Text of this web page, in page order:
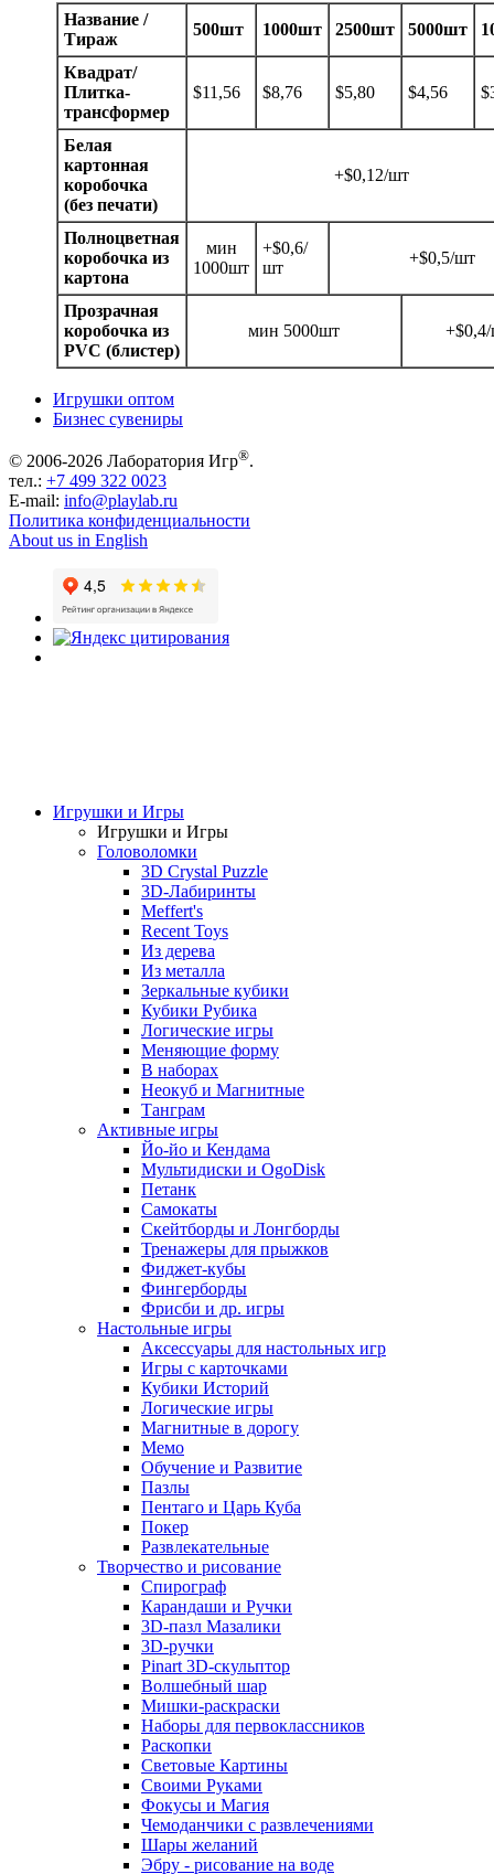
Название /
Тираж
500шт 1000шт 2500шт 5000шт
Квадрат/
Плитка-
трансформер
$11,56 $8,76 $5,80 $4,56
Белая
картонная
коробочка
(без печати)
+$0,12/шт
Полноцветная
коробочка из
картона
мин
1000шт
+$0,6/
шт
+$0,5/шт
Прозрачная
коробочка из
PVC (блистер)
мин 5000шт
Игрушки оптом
Бизнес сувениры
© 2006-2026 Лаборатория Игр®.
тел.: +7 499 322 0023
E-mail: info@playlab.ru
Политика конфиденциальности
About us in English
Игрушки и Игры
Игрушки и Игры
Головоломки
3D Crystal Puzzle
3D-Лабиринты
Meffert's
Recent Toys
Из дерева
Из металла
Зеркальные кубики
Кубики Рубика
Логические игры
Меняющие форму
В наборах
Неокуб и Магнитные
Танграм
Активные игры
Йо-йо и Кендама
Мультидиски и OgoDisk
Петанк
Самокаты
Скейтборды и Лонгборды
Тренажеры для прыжков
Фиджет-кубы
Фингерборды
Фрисби и др. игры
Настольные игры
Аксессуары для настольных игр
Игры с карточками
Кубики Историй
Логические игры
Магнитные в дорогу
Мемо
Обучение и Развитие
Пазлы
Пентаго и Царь Куба
Покер
Развлекательные
Творчество и рисование
Спирограф
Карандаши и Ручки
3D-пазл Мазалики
3D-ручки
Pinart 3D-скульптор
Волшебный шар
Мишки-раскраски
Наборы для первоклассников
Раскопки
Световые Картины
Своими Руками
Фокусы и Магия
Чемоданчики с развлечениями
Шары желаний
Эбру - рисование на воде